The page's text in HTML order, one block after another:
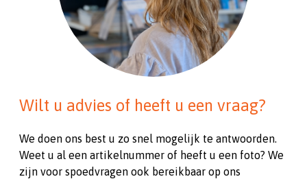
Wilt u advies of heeft u een vraag?
We doen ons best u zo snel mogelijk te antwoorden.
Weet u al een artikelnummer of heeft u een foto? We
zijn voor spoedvragen ook bereikbaar op ons